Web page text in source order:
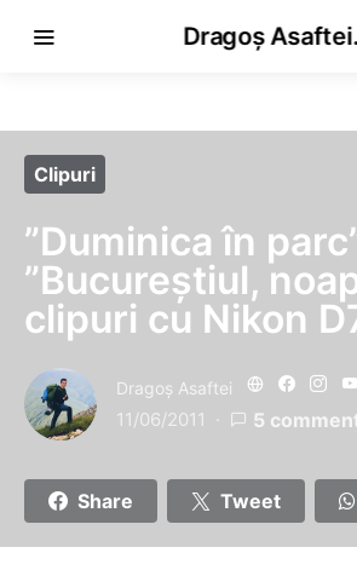
Dragoș
Clipuri
”Duminica în
”Bucureștiul,
clipuri cu Nikon
Dragoş Asaftei
11/06/2011 5
Share Tweet